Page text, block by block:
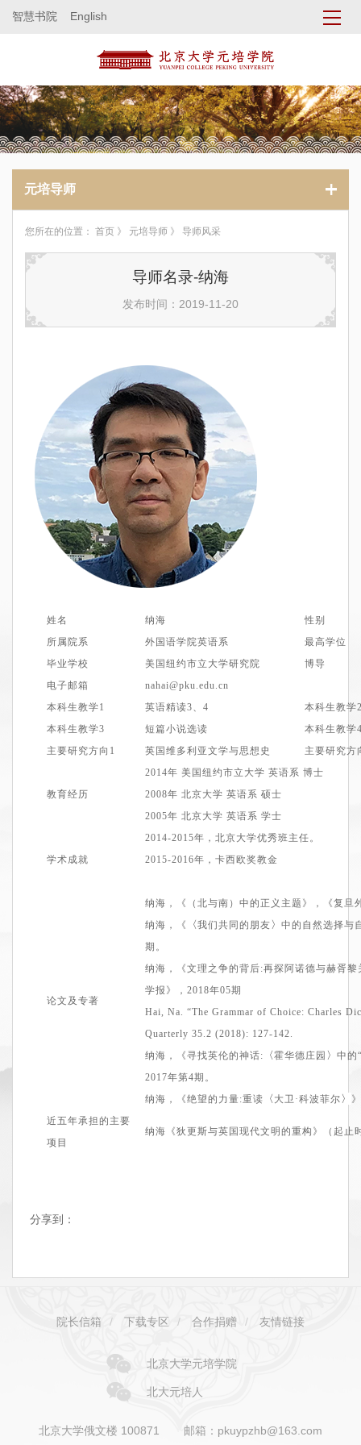
智慧书院 English
元培导师
您所在的位置： 首页 》 元培导师 》 导师风采
导师名录-纳海
发布时间：2019-11-20
姓名 纳海
性别
所属院系
外国语学院英语系
最高学位
毕业学校
美国纽约市立 大学研究院
博导
电子邮箱
nahai@pku.edu.cn
本科生教学1
英语精读3、 4 本科生教学
本科生教学3 短篇小说选读 本科生教学
主要研究方向 1 英国维多利亚文学与思想史 主要研究方
教育经历
2014年 美国纽约市立大学 英语系 博士
2008年 北京大学 英语系 硕士
2005年 北京大学 英语系 学士
学术成就
2014-2015年，北京大学优秀班主任 。
2015-2016年，卡西欧奖教金
论文及专著
纳海，《 （ 北与南 ） 中的正义主题》，《复旦
纳海，
《 〈我们共同的朋友 〉 中的自然选择与
期 。
纳海，
《文理之争的背后:再探阿诺德与赫胥
学报》
，2018年05期
Hai, Na. “The Grammar of Choice: Charles
Quarterly 35.2 (2018): 127-142.
纳海，
《寻找英伦的神话: 〈霍华德庄园 〉 中的
2017年第4期 。
纳海，
《绝望的力量:重读 〈 大卫·科波菲尔 〉
》
近五年承担的主要
项目
纳海 《狄更斯与英国现代文明的重构》 （起
分享到：
院长信箱 / 下载专区 / 合作捐赠 / 友情链接
北京大学元培学院
北大元培人
北京大学俄文楼 100871 邮箱：pkuypzhb@163.com